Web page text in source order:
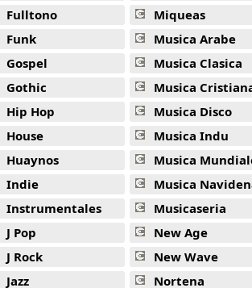
Fulltono
Funk
Gospel
Gothic
Hip Hop
House
Huaynos
Indie
Instrumentales
J Pop
J Rock
Jazz
Miqueas
Musica Arabe
Musica Clasica
Musica
Musica Disco
Musica Indu
Musica
Musica
Musicaseria
New Age
New Wave
Nortena